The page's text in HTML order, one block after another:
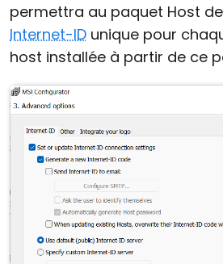
permettra au paquet Host
Internet-ID unique pour
host installée à partir de ce